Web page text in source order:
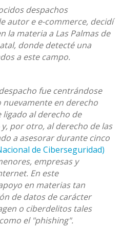
despachos
autor e e-commerce, decidí
la materia a Las Palmas de
donde detecté una
a este campo.
fue centrándose
en derecho
al derecho de
por otro, al derecho de las
a asesorar durante cinco
de Ciberseguridad)
empresas y
En este
en materias tan
de datos de carácter
o ciberdelitos tales
el "phishing".